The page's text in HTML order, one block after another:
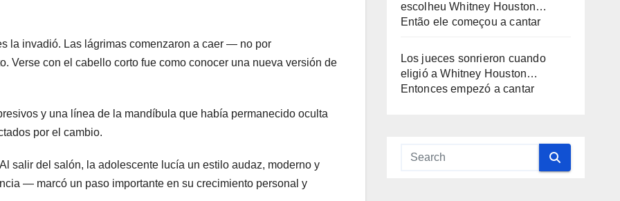
la invadió. Las lágrimas comenzaron a caer — no por
Verse con el cabello corto fue como conocer una nueva versión de
y una línea de la mandíbula que había permanecido oculta
por el cambio.
salir del salón, la adolescente lucía un estilo audaz, moderno y
— marcó un paso importante en su crecimiento personal y
escolheu Whitney Houston…
Então ele começou a cantar
Los jueces sonrieron cuando
eligió a Whitney Houston…
Entonces empezó a cantar